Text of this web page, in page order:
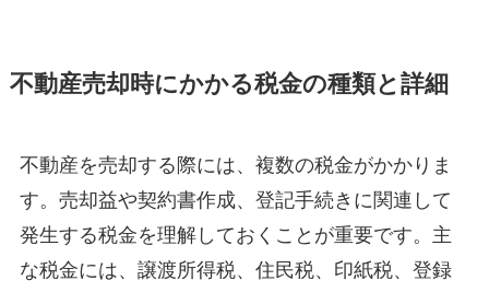
不動産売却時にかかる税金の種類と詳細
不動産を売却する際には、複数の税金がかかりま
す。売却益や契約書作成、登記手続きに関連して
発生する税金を理解しておくことが重要です。主
な税金には、譲渡所得税、住民税、印紙税、登録